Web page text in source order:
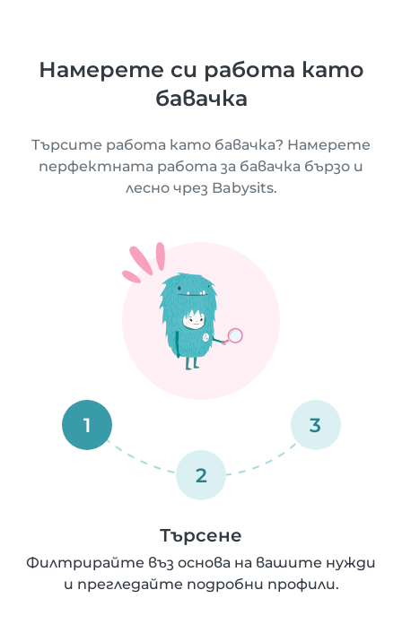
Намерете си работа като
бавачка
Търсите работа като бавачка? Намерете
перфектната работа за бавачка бързо и
лесно чрез Babysits.
1
2
3
Търсене
Филтрирайте въз основа на вашите нужди
и прегледайте подробни профили.